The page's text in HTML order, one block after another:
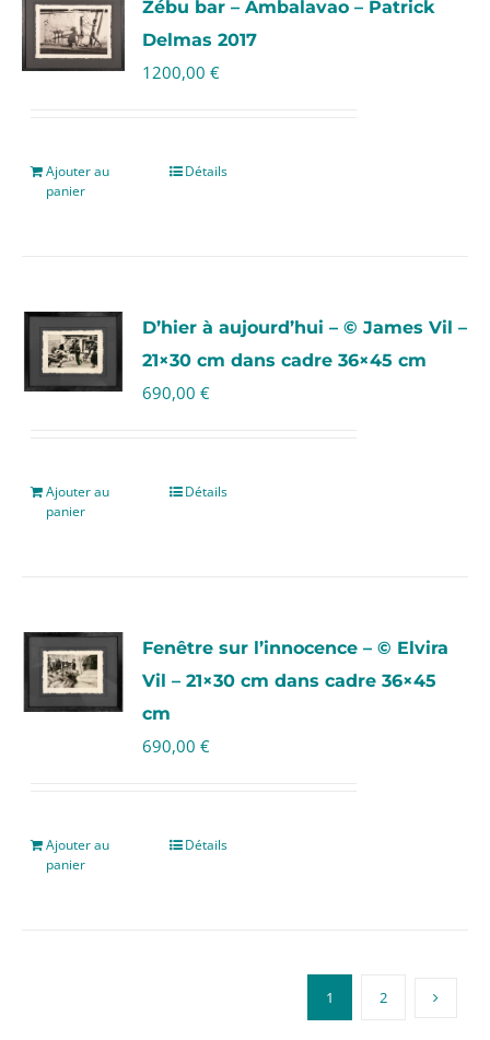
Zébu bar – Ambalavao – Patrick
Delmas 2017
1200,00€
Ajouter au
panier
Détails
D’hier à aujourd’hui – © James Vil –
21×30 cm dans cadre 36×45 cm
690,00€
Ajouter au
panier
Détails
Fenêtre sur l’innocence – © Elvira
Vil – 21×30 cm dans cadre 36×45
cm
690,00€
Ajouter au
panier
Détails
1 2